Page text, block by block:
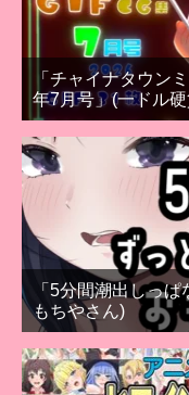
「チャイナタウン
年7月号」(一ドル
「5分間潮出しっ
もちやさん)